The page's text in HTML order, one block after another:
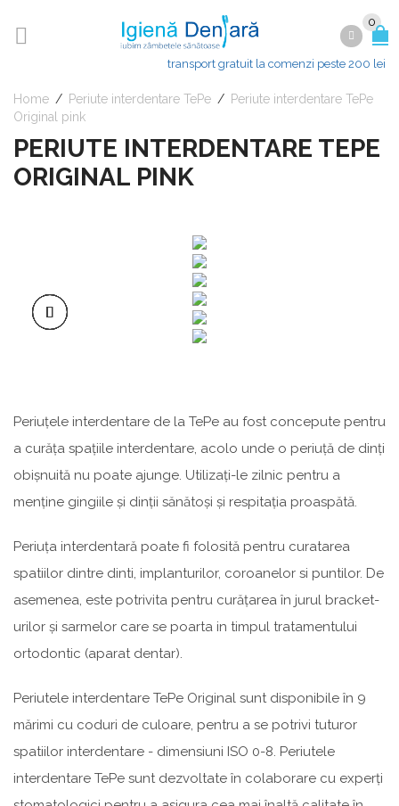
0
transport gratuit la comenzi peste 200 lei
Home / Periute interdentare TePe / Periute interdentare TePe
Original pink
PERIUTE INTERDENTARE TEPE
ORIGINAL PINK
Periuțele interdentare de la TePe au fost concepute pentru
a curăța spațiile interdentare, acolo unde o periuță de dinți
obișnuită nu poate ajunge. Utilizați-le zilnic pentru a
menține gingiile și dinții sănătoși și respitația proaspătă.
Periuța interdentară poate fi folosită pentru curatarea
spatiilor dintre dinti, implanturilor, coroanelor si puntilor. De
asemenea, este potrivita pentru curățarea în jurul bracket-
urilor și sarmelor care se poarta in timpul tratamentului
ortodontic (aparat dentar).
Periutele interdentare TePe Original sunt disponibile în 9
mărimi cu coduri de culoare, pentru a se potrivi tuturor
spatiilor interdentare - dimensiuni ISO 0-8. Periutele
interdentare TePe sunt dezvoltate în colaborare cu experți